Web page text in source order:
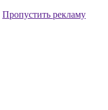
Пропустить рекламу